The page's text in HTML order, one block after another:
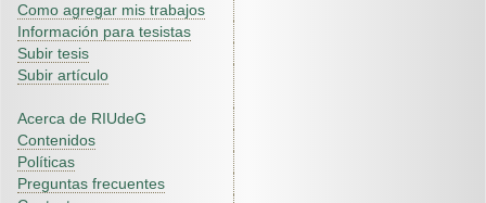
Como agregar mis trabajos
Información para tesistas
Subir tesis
Subir artículo
Acerca de RIUdeG
Contenidos
Políticas
Preguntas frecuentes